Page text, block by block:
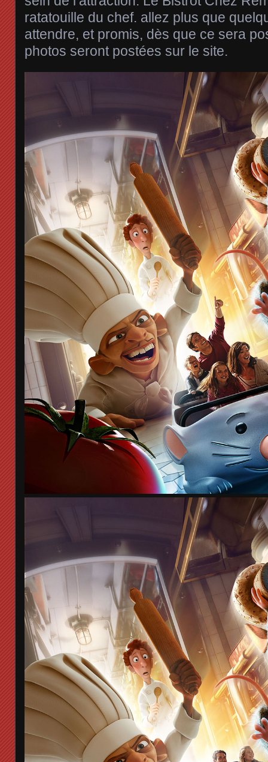
ratatouille du chef. allez plus que
attendre, et promis, dès que ce sera
photos seront postées sur le site.